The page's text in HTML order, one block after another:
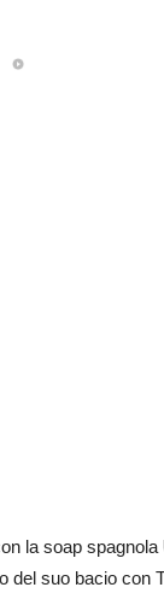
la soap spagnola
del suo bacio con